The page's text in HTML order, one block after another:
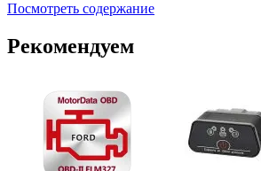
Посмотреть содержание
Рекомендуем